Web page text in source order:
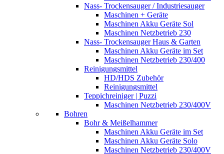
Nass- Trockensauger / Industriesauger
Maschinen + Geräte
Maschinen Akku Geräte Sol
Maschinen Netzbetrieb 230
Nass- Trockensauger Haus & Garten
Maschinen Akku Geräte im Set
Maschinen Netzbetrieb 230/400
Reinigungsmittel
HD/HDS Zubehör
Reinigungsmittel
Teppichreiniger | Puzzi
Maschinen Netzbetrieb 230/400V
Bohren
Bohr & Meißelhammer
Maschinen Akku Geräte im Set
Maschinen Akku Geräte Solo
Maschinen Netzbetrieb 230/400V